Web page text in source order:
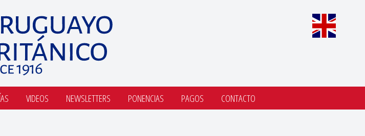
VIDEOS NEWSLETTERS PONENCIAS PAGOS CONTACTO